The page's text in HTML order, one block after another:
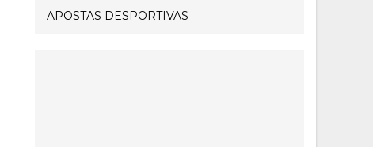
APOSTAS DESPORTIVAS